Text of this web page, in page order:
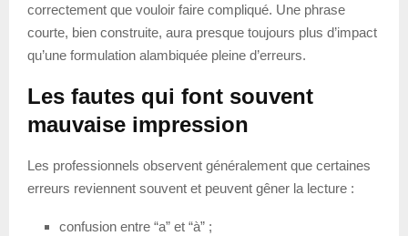
correctement que vouloir faire compliqué. Une phrase
courte, bien construite, aura presque toujours plus d’impact
qu’une formulation alambiquée pleine d’erreurs.
Les fautes qui font souvent
mauvaise impression
Les professionnels observent généralement que certaines
erreurs reviennent souvent et peuvent gêner la lecture :
confusion entre “a” et “à” ;